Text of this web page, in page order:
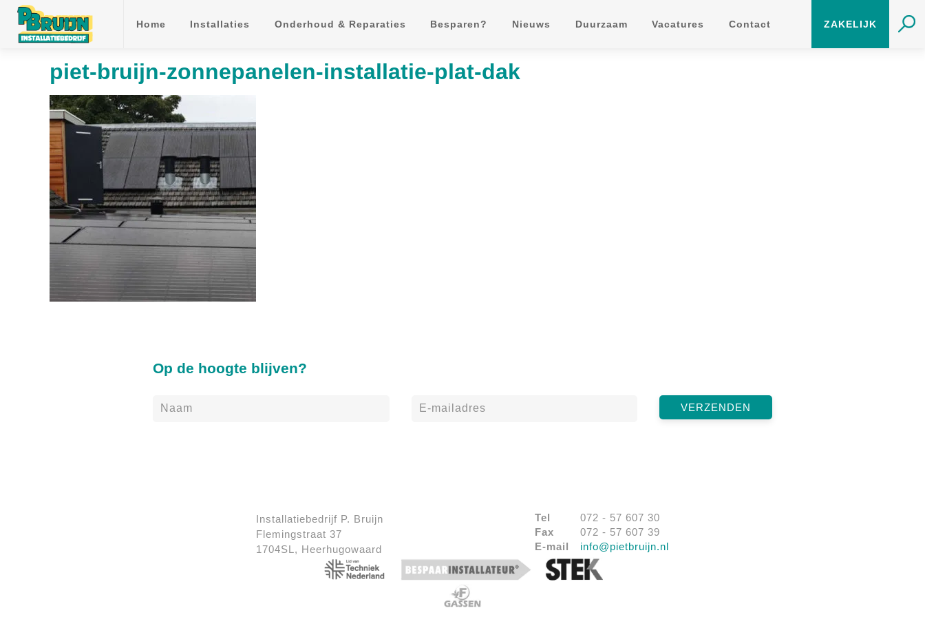
Home Installaties Onderhoud & Reparaties Besparen? Nieuws Duurzaam Vacatures Contact ZAKELIJK
faefef faefef faefef
piet-bruijn-zonnepanelen-installatie-plat-dak
Op de hoogte blijven?
Installatiebedrijf P. Bruijn
Flemingstraat 37
1704SL, Heerhugowaard
Tel
072 - 57 607 30
Fax
072 - 57 607 39
E-mail
info@pietbruijn.nl